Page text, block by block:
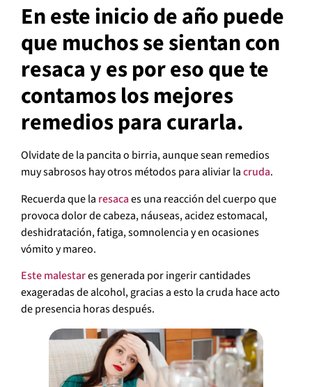
En este inicio de año puede
que muchos se sientan con
resaca y es por eso que te
contamos los mejores
remedios para curarla.
Olvidate de la pancita o birria, aunque sean remedios
muy sabrosos hay otros métodos para aliviar lacruda.
Recuerda que la resacaes una reacción del cuerpo que
provoca dolor de cabeza, náuseas, acidez estomacal,
deshidratación, fatiga, somnolencia y en ocasiones
vómito y mareo.
Este malestares generada por ingerir cantidades
exageradas de alcohol, gracias a esto la cruda hace acto
de presencia horas después.